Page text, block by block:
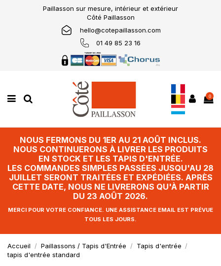
Paillasson sur mesure, intérieur et extérieur
Côté Paillasson
hello@cotepaillasson.com
01 49 85 23 16
0
NOUS FERMONS DU 1ER AU 21 AOÛT INCLUS.
NOUS CONTINUERONS À LIVRER LES PRODUITS
EN STOCK ET LES TAPIS D'ENTRÉE.
LES COMMANDES SIMPLES PASSÉES JUSQU'AU 28
JUILLET SERONT TRAITÉES ET EXPÉDIÉES. APRÈS
CETTE DATE, NOUS NE LIVRERONS QU'À PARTIR
DU 23 AOÛT 2026.
MERCI POUR VOTRE CONFIANCE. UNE ASSISTANCE EMAIL EST PRÉVUE
TOUS LES JOURS.
Accueil Paillassons / Tapis d'Entrée
Tapis d'entrée
tapis d'entrée standard